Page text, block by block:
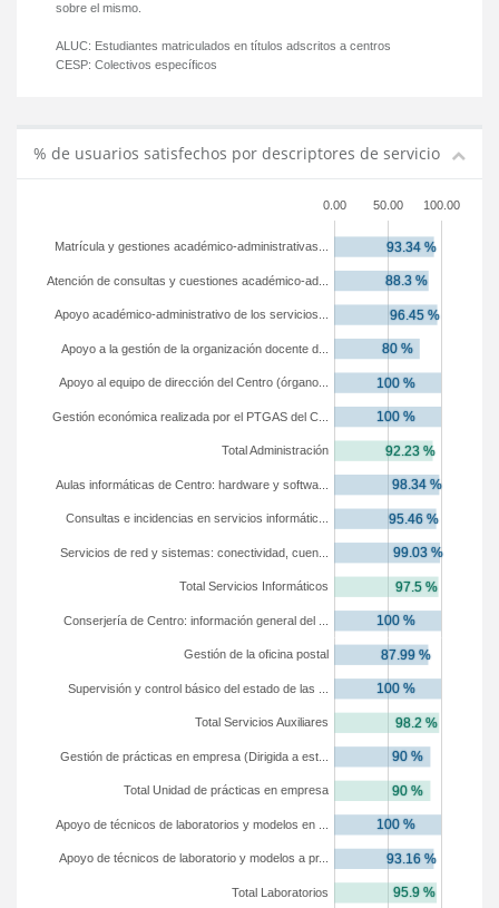
sobre el mismo.
ALUC: Estudiantes matriculados en títulos adscritos a centros
CESP: Colectivos específicos
% de usuarios satisfechos por descriptores de servicio
0.00 50.00 100.00
Total Laboratorios
Apoyo de técnicos de laboratorio y modelos a pr...
Apoyo de técnicos de laboratorios y modelos en ...
Total Unidad de prácticas en empresa
Gestión de prácticas en empresa (Dirigida a est...
Total Servicios Auxiliares
Supervisión y control básico del estado de las ...
Gestión de la oficina postal
Conserjería de Centro: información general del ...
Total Servicios Informáticos
Servicios de red y sistemas: conectividad, cuen...
Consultas e incidencias en servicios informátic...
Aulas informáticas de Centro: hardware y softwa...
Total Administración
Gestión económica realizada por el PTGAS del C...
Apoyo al equipo de dirección del Centro (órgano...
Apoyo a la gestión de la organización docente d...
Apoyo académico-administrativo de los servicios...
Atención de consultas y cuestiones académico-ad...
Matrícula y gestiones académico-administrativas...